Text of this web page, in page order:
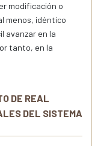
modificación o
menos, idéntico
avanzar en la
tanto, en la
DE REAL
DEL SISTEMA